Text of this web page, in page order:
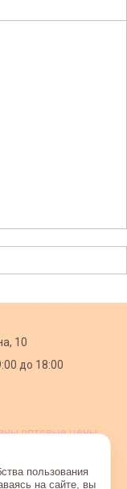
10
до 18:00
оптовые цены,
пользования
на сайте, вы